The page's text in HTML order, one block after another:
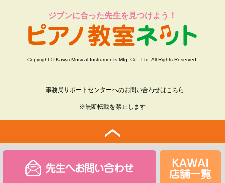
ジブンに合った先生を見つけよう！
Copyright © Kawai Musical Instruments Mfg. Co., Ltd. All Rights Reserved.
事務局サポートセンターへのお問い合わせはこちら
※無断転載を禁止します